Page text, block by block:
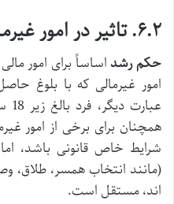
۶.۲. تاثیر در امور غیرمالی
حکم رشد اساساً برای امور
امور غیرمالی که با بلوغ
همچنان برای برخی از امور
شرایط خاص قانونی باشد،
(مانند انتخاب همسر،
اند، مستقل است.